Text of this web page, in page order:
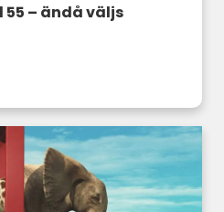
– ändå väljs